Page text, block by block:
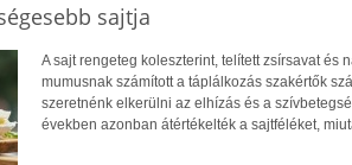
sajtja
A sajt rengeteg koleszterint, telített zsírsavat és
mumusnak számított a táplálkozás szakértők
szeretnénk elkerülni az elhízás és a
években azonban átértékelték a sajtféléket,